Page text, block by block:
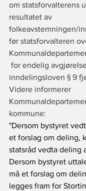
om statsforvalterens
resultatet av
folkeavstemningen/
før statsforvalteren
for endelig
inndelingsloven § 9
Videre informerer
kommune:
"Dersom bystyret
et forslag om deling,
statsråd vedta deling
Dersom bystyret
må et forslag om
legges fram for